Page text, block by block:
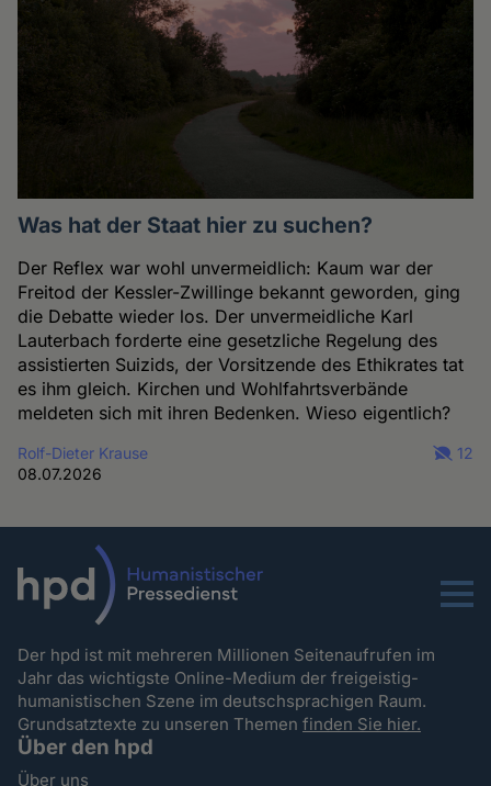
Was hat der Staat hier zu suchen?
Der Reflex war wohl unvermeidlich: Kaum war der
Freitod der Kessler-Zwillinge bekannt geworden, ging
die Debatte wieder los. Der unvermeidliche Karl
Lauterbach forderte eine gesetzliche Regelung des
assistierten Suizids, der Vorsitzende des Ethikrates tat
es ihm gleich. Kirchen und Wohlfahrtsverbände
meldeten sich mit ihren Bedenken. Wieso eigentlich?
Rolf-Dieter Krause
08.07.2026
12
Menu
Der hpd ist mit mehreren Millionen Seitenaufrufen im
Jahr das wichtigste Online-Medium der freigeistig-
humanistischen Szene im deutschsprachigen Raum.
Grundsatztexte zu unseren Themenfinden Sie hier.
Über den hpd
Über uns